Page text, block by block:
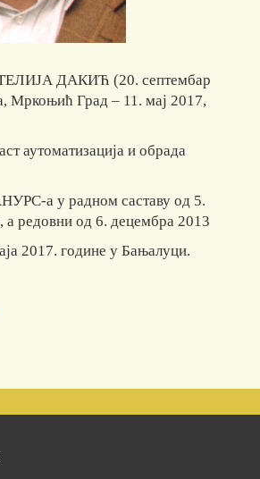
ДАКИЋ (20. септембар
Мркоњић Град – 11. мај 2017,
аутоматизација и обрада
а у радном саставу од 5.
а редовни од 6. децембра 2013
2017. године у Бањалуци.